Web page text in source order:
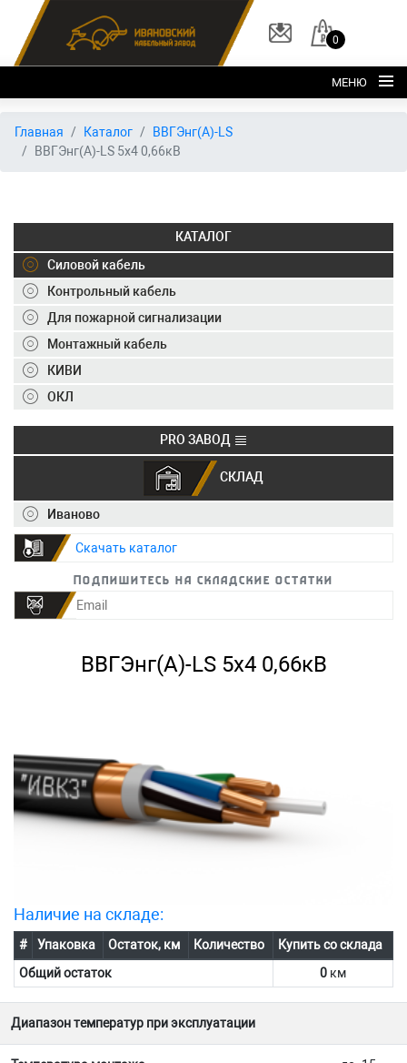
0
МЕНЮ
Главная
О заводе
Склад
ОКЛ
Вакансии
Контакты
+7 (495) 150-40-20
info@ivkz.ru
Главная Каталог
ВВГЭнг(А)-LS
ВВГЭнг(А)-LS 5х4 0,66кВ
КАТАЛОГ
Силовой кабель
Контрольный кабель
Для пожарной сигнализации
Монтажный кабель
КИВИ
ОКЛ
PRO ЗАВОД
СКЛАД
Иваново
Скачать каталог
Подпишитесь на складские остатки
ВВГЭнг(А)-LS 5х4 0,66кВ
Наличие на складе:
# Упаковка Остаток, км Количество
Купить со склада
Общий остаток
0 км
Диапазон температур при эксплуатации